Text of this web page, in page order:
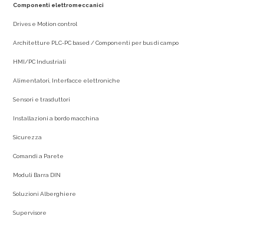
Componenti elettromeccanici
Drives e Motion control
Architetture PLC-PC based / Componenti per bus di campo
HMI/PC Industriali
Alimentatori, Interfacce elettroniche
Sensori e trasduttori
Installazioni a bordo macchina
Sicurezza
Comandi a Parete
Moduli Barra DIN
Soluzioni Alberghiere
Supervisore